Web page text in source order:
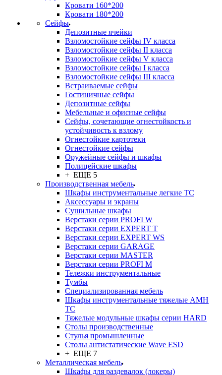
Кровати 160*200
Кровати 180*200
Сейфы
Депозитные ячейки
Взломостойкие сейфы IV класса
Взломостойкие сейфы II класса
Взломостойкие сейфы V класса
Взломостойкие сейфы I класса
Взломостойкие сейфы III класса
Встраиваемые сейфы
Гостиничные сейфы
Депозитные сейфы
Мебельные и офисные сейфы
Сейфы, сочетающие огнестойкость и
устойчивость к взлому
Огнестойкие картотеки
Огнестойкие сейфы
Оружейные сейфы и шкафы
Полицейские шкафы
+ ЕЩЕ 5
Производственная мебель
Шкафы инструментальные легкие ТС
Аксессуары и экраны
Cушильные шкафы
Верстаки серии PROFI W
Верстаки серии EXPERT T
Верстаки серии EXPERT WS
Верстаки серии GARAGE
Верстаки серии MASTER
Верстаки серии PROFI M
Тележки инструментальные
Тумбы
Cпециализированная мебель
Шкафы инструментальные тяжелые AMH
TC
Тяжелые модульные шкафы серии HARD
Столы производственные
Стулья промышленные
Столы антистатические Wave ESD
+ ЕЩЕ 7
Металлическая мебель
Шкафы для раздевалок (локеры)